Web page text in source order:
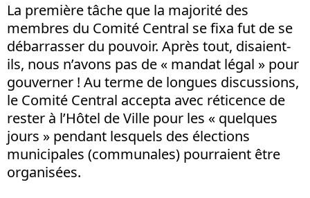
La première tâche que la majorité des
membres du Comité Central se fixa fut de se
débarrasser du pouvoir. Après tout, disaient-
ils, nous n’avons pas de « mandat légal » pour
gouverner ! Au terme de longues discussions,
le Comité Central accepta avec réticence de
rester à l’Hôtel de Ville pour les « quelques
jours » pendant lesquels des élections
municipales (communales) pourraient être
organisées.